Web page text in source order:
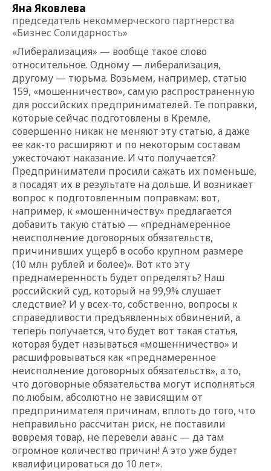
Яна Яковлева
председатель некоммерческого партнерства
«Бизнес Солидарность»
«Либерализация» — вообще такое слово
относительное. Одному — либерализация,
другому — тюрьма. Возьмем, например, статью
159, «мошенничество», самую распространенную
для российских предпринимателей. Те поправки,
которые сейчас подготовлены в Кремле,
совершенно никак не меняют эту статью, а даже
ее как-то расширяют и по некоторым составам
ужесточают наказание. И что получается?
Предприниматели просили сажать их поменьше,
а посадят их в результате на дольше. И возникает
вопрос к подготовленным поправкам: вот,
например, к «мошенничеству» предлагается
добавить такую статью — «преднамеренное
неисполнение договорных обязательств,
причинивших ущерб в особо крупном размере
(10 млн рублей и более)». Вот кто эту
преднамеренность будет определять? Наш
российский суд, который на 99,9% слушает
следствие? И у всех-то, собственно, вопросы к
справедливости предъявленных обвинений, а
теперь получается, что будет вот такая статья,
которая будет называться «мошенничество» и
расшифровываться как «преднамеренное
неисполнение договорных обязательств», а то,
что договорные обязательства могут исполняться
по любым, абсолютно не зависящим от
предпринимателя причинам, вплоть до того, что
неправильно рассчитан риск, не поставили
вовремя товар, не перевели аванс — да там
огромное количество причин! А это уже будет
квалифицироваться до 10 лет».